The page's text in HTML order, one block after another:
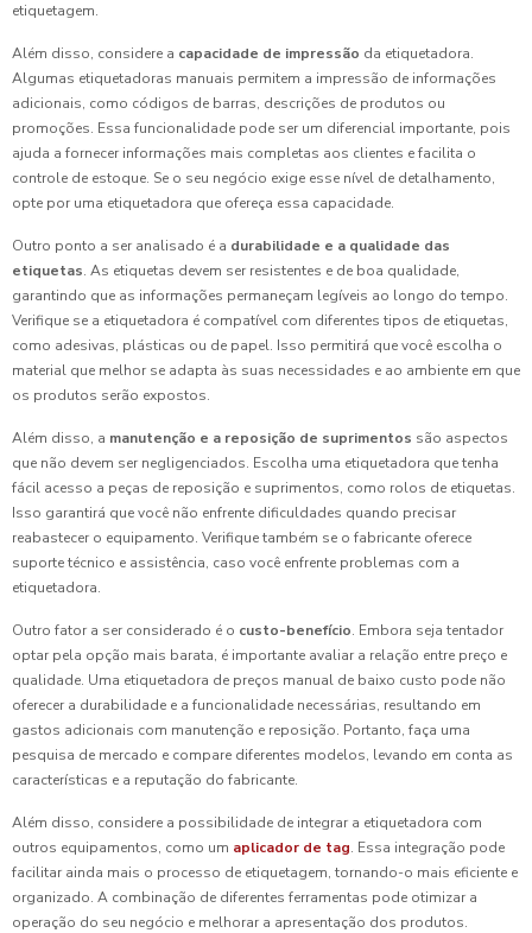
etiquetagem.
Além disso, considere a capacidade de impressão da etiquetadora.
Algumas etiquetadoras manuais permitem a impressão de informações
adicionais, como códigos de barras, descrições de produtos ou
promoções. Essa funcionalidade pode ser um diferencial importante, pois
ajuda a fornecer informações mais completas aos clientes e facilita o
controle de estoque. Se o seu negócio exige esse nível de detalhamento,
opte por uma etiquetadora que ofereça essa capacidade.
Outro ponto a ser analisado é a durabilidade e a qualidade das
etiquetas. As etiquetas devem ser resistentes e de boa qualidade,
garantindo que as informações permaneçam legíveis ao longo do tempo.
Verifique se a etiquetadora é compatível com diferentes tipos de etiquetas,
como adesivas, plásticas ou de papel. Isso permitirá que você escolha o
material que melhor se adapta às suas necessidades e ao ambiente em que
os produtos serão expostos.
Além disso, a manutenção e a reposição de suprimentos são aspectos
que não devem ser negligenciados. Escolha uma etiquetadora que tenha
fácil acesso a peças de reposição e suprimentos, como rolos de etiquetas.
Isso garantirá que você não enfrente dificuldades quando precisar
reabastecer o equipamento. Verifique também se o fabricante oferece
suporte técnico e assistência, caso você enfrente problemas com a
etiquetadora.
Outro fator a ser considerado é o custo-benefício. Embora seja tentador
optar pela opção mais barata, é importante avaliar a relação entre preço e
qualidade. Uma etiquetadora de preços manual de baixo custo pode não
oferecer a durabilidade e a funcionalidade necessárias, resultando em
gastos adicionais com manutenção e reposição. Portanto, faça uma
pesquisa de mercado e compare diferentes modelos, levando em conta as
características e a reputação do fabricante.
Além disso, considere a possibilidade de integrar a etiquetadora com
outros equipamentos, como um aplicador de tag. Essa integração pode
facilitar ainda mais o processo de etiquetagem, tornando-o mais eficiente e
organizado. A combinação de diferentes ferramentas pode otimizar a
operação do seu negócio e melhorar a apresentação dos produtos.